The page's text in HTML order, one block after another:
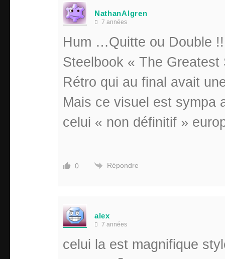
NathanAlgren
7 années
Hum …Quitte ou Double
Steelbook « The
Rétro qui au final avait
Mais ce visuel est sympa
celui « non définitif »
0 Répondre
alex
7 années
celui la est magnifique